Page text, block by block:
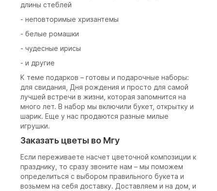
длины стеблей
- неповторимые хризантемы
- белые ромашки
- чудесные ирисы
- и другие
К теме подарков – готовы и подарочные наборы:
для свидания, Дня рождения и просто для самой
лучшей встречи в жизни, которая запомнится на
много лет. В набор мы включили букет, открытку и
шарик. Еще у нас продаются разные милые
игрушки.
Заказать цветы во Мгу
Если переживаете насчет цветочной композиции к
празднику, то сразу звоните нам – мы поможем
определиться с выбором правильного букета и
возьмем на себя доставку. Доставляем и на дом, и